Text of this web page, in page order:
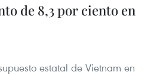
de 8,3 por ciento en
estatal de Vietnam en